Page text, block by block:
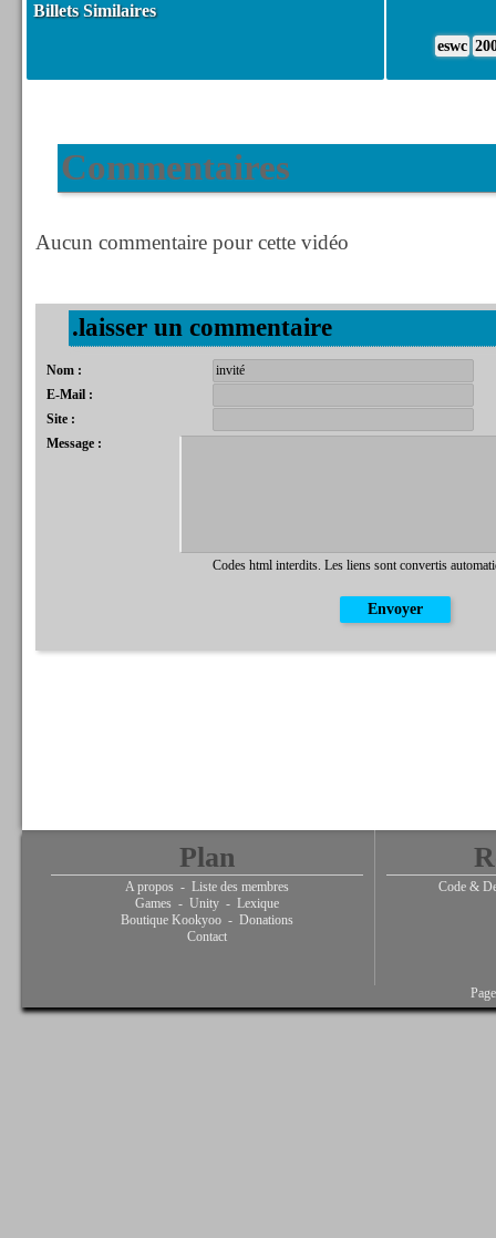
Billets Similaires
eswc
Commentaires
Aucun commentaire pour cette vidéo
.laisser un commentaire
Nom :
E-Mail :
Site :
Message :
Codes html interdits. Les liens sont convertis
Plan
A propos - Liste des membres
Games - Unity - Lexique
Boutique Kookyoo - Donations
Contact
Code &